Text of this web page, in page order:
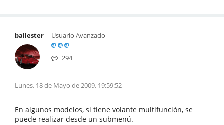
ballester Usuario Avanzado
294
Lunes, 18 de Mayo de 2009, 19:59:52
En algunos modelos, si tiene volante multifunción, se
puede realizar desde un submenú.